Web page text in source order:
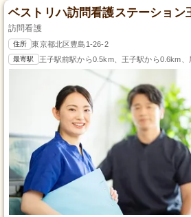
ベストリハ訪問看護ステーション
訪問看護
住所 東京都北区豊島1-26-2
最寄駅 王子駅前駅から0.5km、王子駅から0.6km